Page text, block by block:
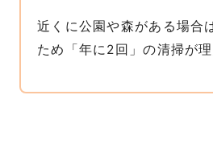
近くに公園や森がある場合
ため「年に2回」の清掃が理